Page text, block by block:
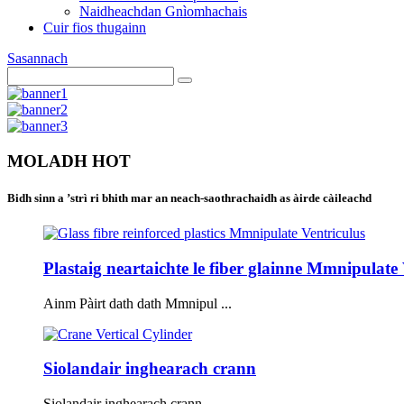
Naidheachdan Gnìomhachais
Cuir fios thugainn
Sasannach
MOLADH HOT
Bidh sinn a ’strì ri bhith mar an neach-saothrachaidh as àirde càileachd
Plastaig neartaichte le fiber glainne Mmnipulate
Ainm Pàirt dath dath Mmnipul ...
Siolandair inghearach crann